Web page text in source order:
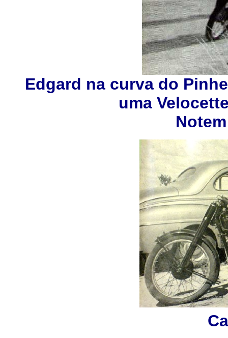
Edgard na curva do
uma